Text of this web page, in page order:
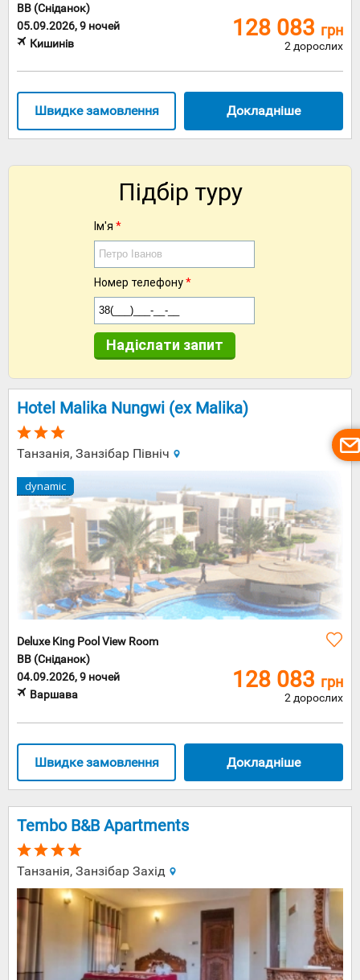
BB (Сніданок)
05.09.2026, 9 ночей
Кишинів
128 083 грн
2 дорослих
Докладніше
Швидке замовлення
Підбір туру
Ім'я *
Номер телефону*
Надіслати запит
Hotel Malika Nungwi (ex Malika)
Танзанія, Занзібар Північ
dynamic
Deluxe King Pool View Room
BB (Сніданок)
04.09.2026, 9 ночей
Варшава
128 083 грн
2 дорослих
Докладніше
Швидке замовлення
Tembo B&B Apartments
Танзанія, Занзібар Захід